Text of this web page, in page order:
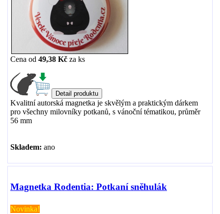
Cena od 49,38 Kč za ks
Kvalitní autorská magnetka je skvělým a praktickým dárkem
pro všechny milovníky potkanů, s vánoční tématikou, průměr
56 mm
Skladem: ano
Magnetka Rodentia: Potkaní sněhulák
Novinka!